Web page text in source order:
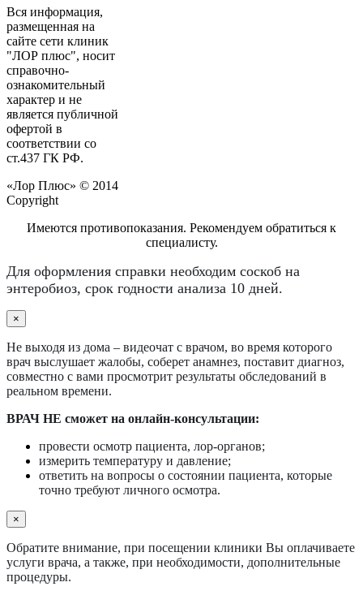
Вся информация,
размещенная на
сайте сети клиник
"ЛОР плюс", носит
справочно-
ознакомительный
характер и не
является публичной
офертой в
соответствии со
ст.437 ГК РФ.
«Лор Плюс» © 2014
Copyright
Имеются противопоказания. Рекомендуем обратиться к
специалисту.
Для оформления справки необходим соскоб на
энтеробиоз, срок годности анализа 10 дней.
×
Не выходя из дома – видеочат с врачом, во время которого
врач выслушает жалобы, соберет анамнез, поставит диагноз,
совместно с вами просмотрит результаты обследований в
реальном времени.
ВРАЧ НЕ сможет на онлайн-консультации:
провести осмотр пациента, лор-органов;
измерить температуру и давление;
ответить на вопросы о состоянии пациента, которые
точно требуют личного осмотра.
×
Обратите внимание, при посещении клиники Вы оплачиваете
услуги врача, а также, при необходимости, дополнительные
процедуры.